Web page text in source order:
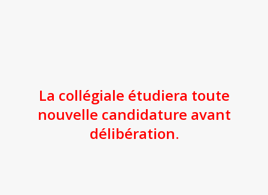
La collégiale étudiera toute
nouvelle candidature avant
délibération.